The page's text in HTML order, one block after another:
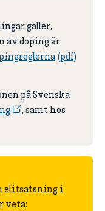
gäller,
av doping är
på Svenska
, samt hos
elitsatsning i
veta: